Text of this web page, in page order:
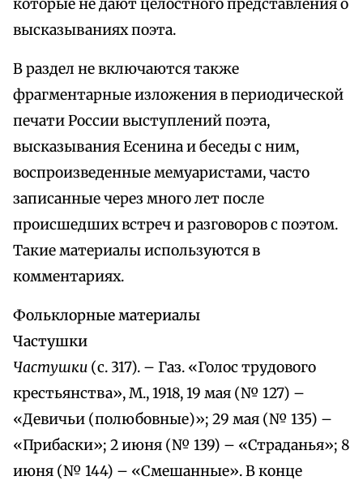
которые не дают целостного представления о
высказываниях поэта.
В раздел не включаются также
фрагментарные изложения в периодической
печати России выступлений поэта,
высказывания Есенина и беседы с ним,
воспроизведенные мемуаристами, часто
записанные через много лет после
происшедших встреч и разговоров с поэтом.
Такие материалы используются в
комментариях.
Фольклорные материалы
Частушки
Частушки (с. 317). – Газ. «Голос трудового
крестьянства», М., 1918, 19 мая (№ 127) –
«Девичьи (полюбовные)»; 29 мая (№ 135) –
«Прибаски»; 2 июня (№ 139) – «Страданья»; 8
июня (№ 144) – «Смешанные». В конце